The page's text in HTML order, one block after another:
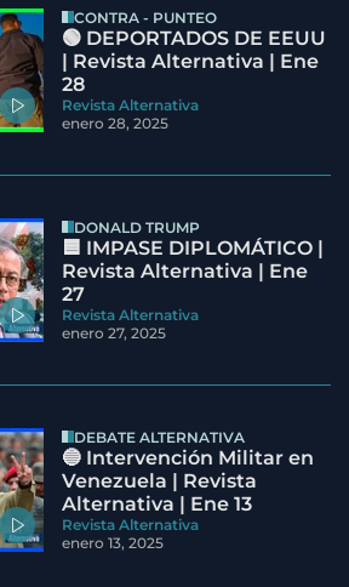
CONTRA - PUNTEO
🟢 DEPORTADOS DE EEUU
| Revista Alternativa | Ene
28
Revista Alternativa
enero 28, 2025
DONALD TRUMP
🟦 IMPASE DIPLOMÁTICO |
Revista Alternativa | Ene
27
Revista Alternativa
enero 27, 2025
DEBATE ALTERNATIVA
🔵 Intervención Militar en
Venezuela | Revista
Alternativa | Ene 13
Revista Alternativa
enero 13, 2025